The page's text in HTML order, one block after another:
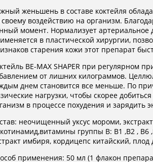
женьшень в составе коктейля
своему воздействию на организм.
момент. Нормализует артериальное
в пластической хирургии,
старения кожи этот препарат
BE-MAX SHAPER при регулярном
от лишних килограммов.
днем становится все меньше. По
нагрузки, чтобы скорее
в процессе похудения и зарядить
неочищенный уксус мороми,
группы В: В1 ,В2 , В6
имбиря, кордицепс китайский,
применения: 50 мл (1 флакон